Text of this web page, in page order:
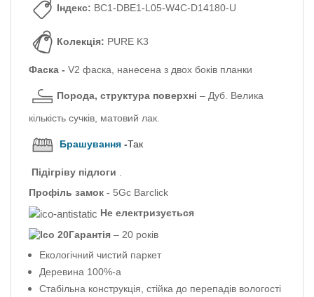
Індекс: BC1-DBE1-L05-W4C-D14180-U
Колекція: PURE K3
Фаска - V2 фаска, нанесена з двох боків планки
Порода, структура поверхні – Дуб. Велика
кількість сучків, матовий лак.
Брашування -Так
Підігріву підлоги
Профіль замок - 5Gc Barclick
Не електризується
Гарантія – 20 років
Екологічний чистий паркет
Деревина 100%-а
Стабільна конструкція, стійка до перепадів вологості